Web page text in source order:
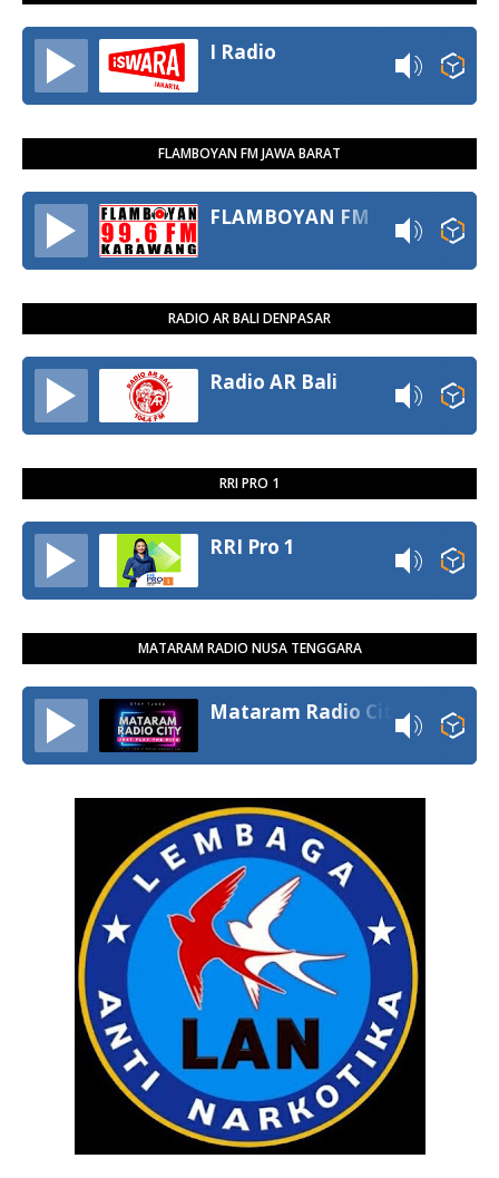
I Radio
FLAMBOYAN FM JAWA BARAT
FLAMBOYAN FM
RADIO AR BALI DENPASAR
Radio AR Bali
RRI PRO 1
RRI Pro 1
MATARAM RADIO NUSA TENGGARA
Mataram Radio City